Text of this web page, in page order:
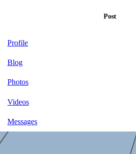
Post
Profile
Blog
Photos
Videos
Messages